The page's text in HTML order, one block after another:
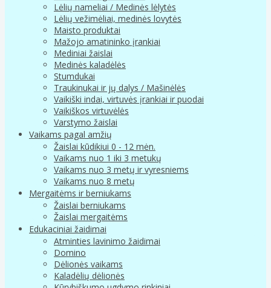
Lėlių nameliai / Medinės lėlytės
Lėlių vežimėliai, medinės lovytės
Maisto produktai
Mažojo amatininko įrankiai
Mediniai žaislai
Medinės kaladėlės
Stumdukai
Traukinukai ir jų dalys / Mašinėlės
Vaikiški indai, virtuvės įrankiai ir puodai
Vaikiškos virtuvėlės
Varstymo žaislai
Vaikams pagal amžių
Žaislai kūdikiui 0 - 12 mėn.
Vaikams nuo 1 iki 3 metukų
Vaikams nuo 3 metų ir vyresniems
Vaikams nuo 8 metų
Mergaitėms ir berniukams
Žaislai berniukams
Žaislai mergaitėms
Edukaciniai žaidimai
Atminties lavinimo žaidimai
Domino
Dėlionės vaikams
Kaladėlių dėlionės